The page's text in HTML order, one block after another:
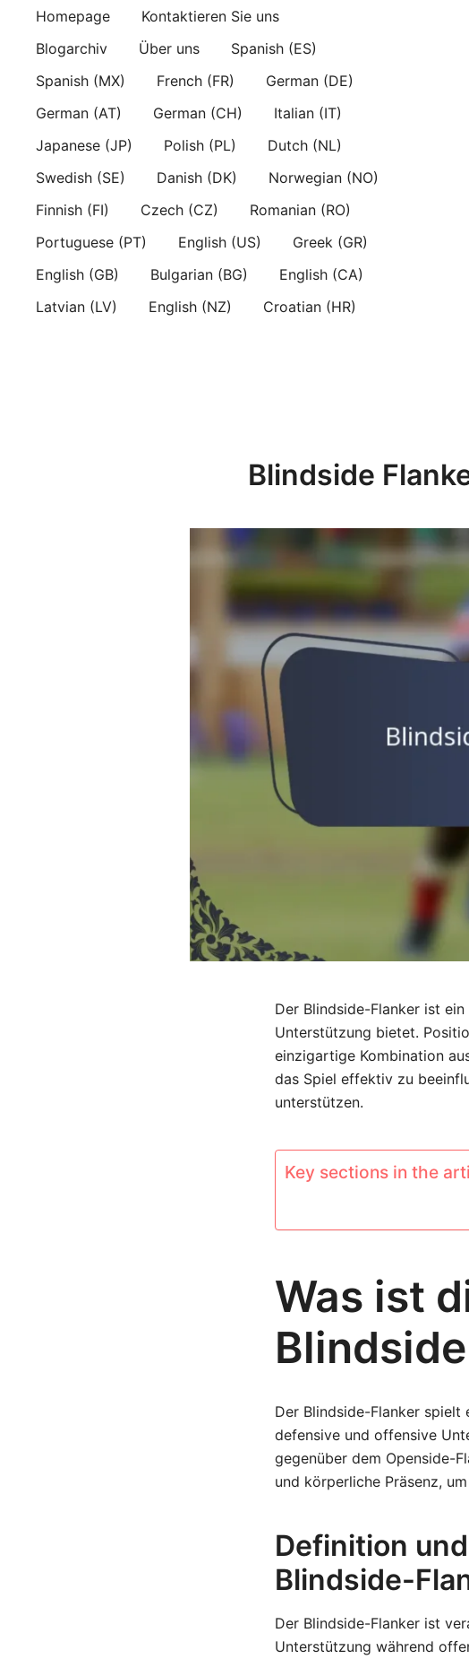
content
Homepage
Kontaktieren Sie uns
Blogarchiv
Über uns
Spanish (ES)
Spanish (MX)
French (FR)
German (DE)
German (AT)
German (CH)
Italian (IT)
Japanese (JP)
Polish (PL)
Dutch (NL)
Swedish (SE)
Danish (DK)
Norwegian (NO)
Finnish (FI)
Czech (CZ)
Romanian (RO)
Portuguese (PT)
English (US)
Greek (GR)
English (GB)
Bulgarian (BG)
English (CA)
Latvian (LV)
English (NZ) Croatian (HR)
Blindside
Der Blindside-Flanker ist
Unterstützung bietet.
einzigartige Kombination
das Spiel effektiv zu
unterstützen.
Key sections in the
Was ist
Der Blindside-Flanker spielt
defensive und offensive
gegenüber dem Openside-
und körperliche Präsenz,
Definition
Blindside-
Der Blindside-Flanker ist
Unterstützung während